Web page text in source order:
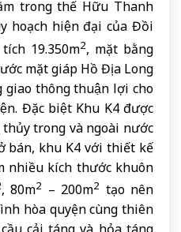
trong thế Hữu Thanh
hoạch hiện đại của Đồi
19.350m2, mặt bằng
mặt giáp Hồ Địa Long
giao thông thuận lợi cho
Đặc biệt Khu K4 được
trong và ngoài nước
bán, khu K4 với thiết kế
nhiều kích thước khuôn
, 80m2 – 200m2 tạo nên
hòa quyện cùng thiên